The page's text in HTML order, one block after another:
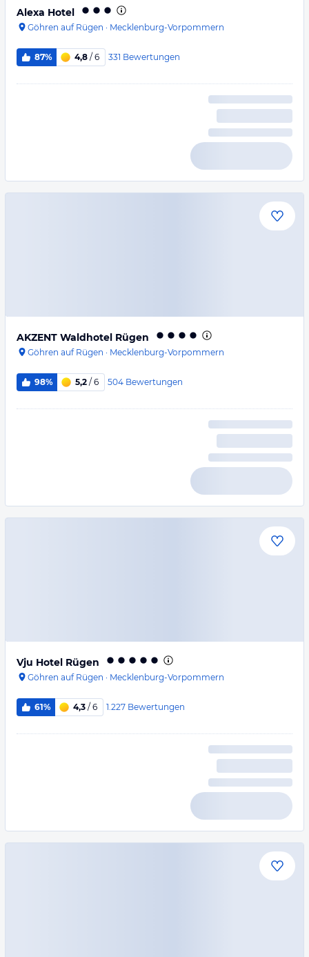
Alexa Hotel
Göhren auf Rügen · Mecklenburg-Vorpommern
87% 4,8 / 6 331 Bewertungen
AKZENT Waldhotel Rügen
Göhren auf Rügen · Mecklenburg-Vorpommern
98% 5,2 / 6 504 Bewertungen
Vju Hotel Rügen
Göhren auf Rügen · Mecklenburg-Vorpommern
61% 4,3 / 6 1.227 Bewertungen